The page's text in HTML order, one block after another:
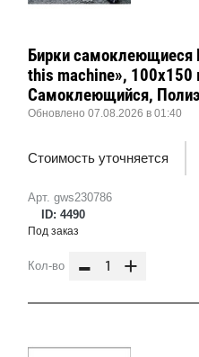
Арт. gws230786
ID: 4490
Бирки самоклеющиеся
this machine»,
Самоклеющийся,
Обновлено 07.08.2026 в 01:40
Стоимость уточняется
Под заказ
Кол-во - +